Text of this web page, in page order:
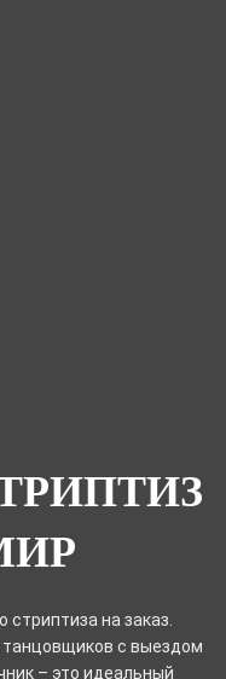
на заказ.
с выездом
– это идеальный